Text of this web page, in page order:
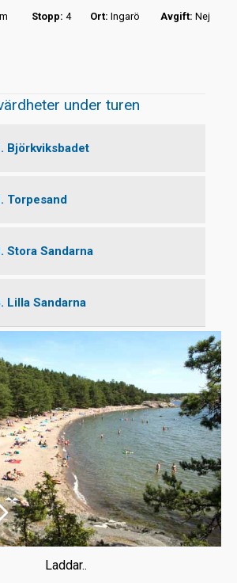
Stopp: 4 Ort: Ingarö Avgift: Nej
under turen
Björkviksbadet
Torpesand
Stora Sandarna
Lilla Sandarna
Laddar..